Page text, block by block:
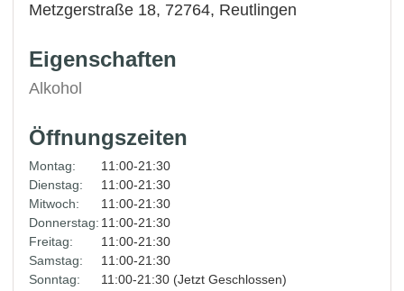
Metzgerstraße 18, 72764, Reutlingen
Eigenschaften
Alkohol
Öffnungszeiten
Montag:
11:00-21:30
Dienstag:
11:00-21:30
Mitwoch:
11:00-21:30
Donnerstag: 11:00-21:30
Freitag:
11:00-21:30
Samstag:
11:00-21:30
Sonntag:
11:00-21:30 (Jetzt Geschlossen)